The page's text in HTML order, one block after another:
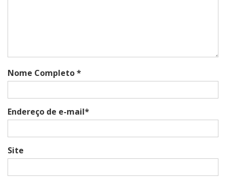
Nome Completo *
Endereço de e-mail*
Site